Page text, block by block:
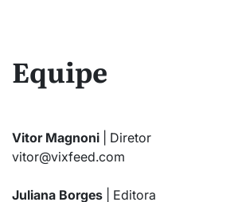
Equipe
Vitor Magnoni
| Diretor
vitor@vixfeed.com
Juliana Borges | Editora